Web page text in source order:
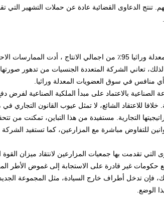
تنتج الدعاوى القضائية عادة عن حملات التشهير التي
في بلد أين تمثل الزراعة المعدلة وراثيا 95٪ من اجمالي
تعاني الشركة المتعددة الجنسيات من تدهور
منافس في سوق العضويات المعدلة وراثيا.
الصناعية بالاعتماد على مبدأ الملكية الصناعية
خلافا للاعتقاد الشائع، لا تمثل عيوب القانون التجاري
التجارية. مستفيدة من هذا التباين، تمكنت من
للتفاوض مباشرة مع المزارعين، كما تستفيد
التي تقدمت بها جمعيات المزارعين لانتقاد ميزان
حكومات غير قادرة على الاستجابة إلى غموض الأطر
فإن تدخل أطراف خارج السيادة، مثل المجموعة
الوضع.